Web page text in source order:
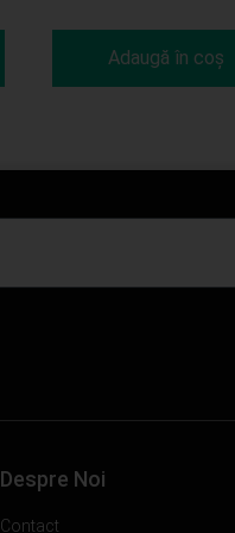
Adaugă în coș
Despre Noi
Contact